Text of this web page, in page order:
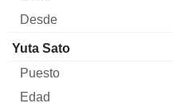
Yuta Sato